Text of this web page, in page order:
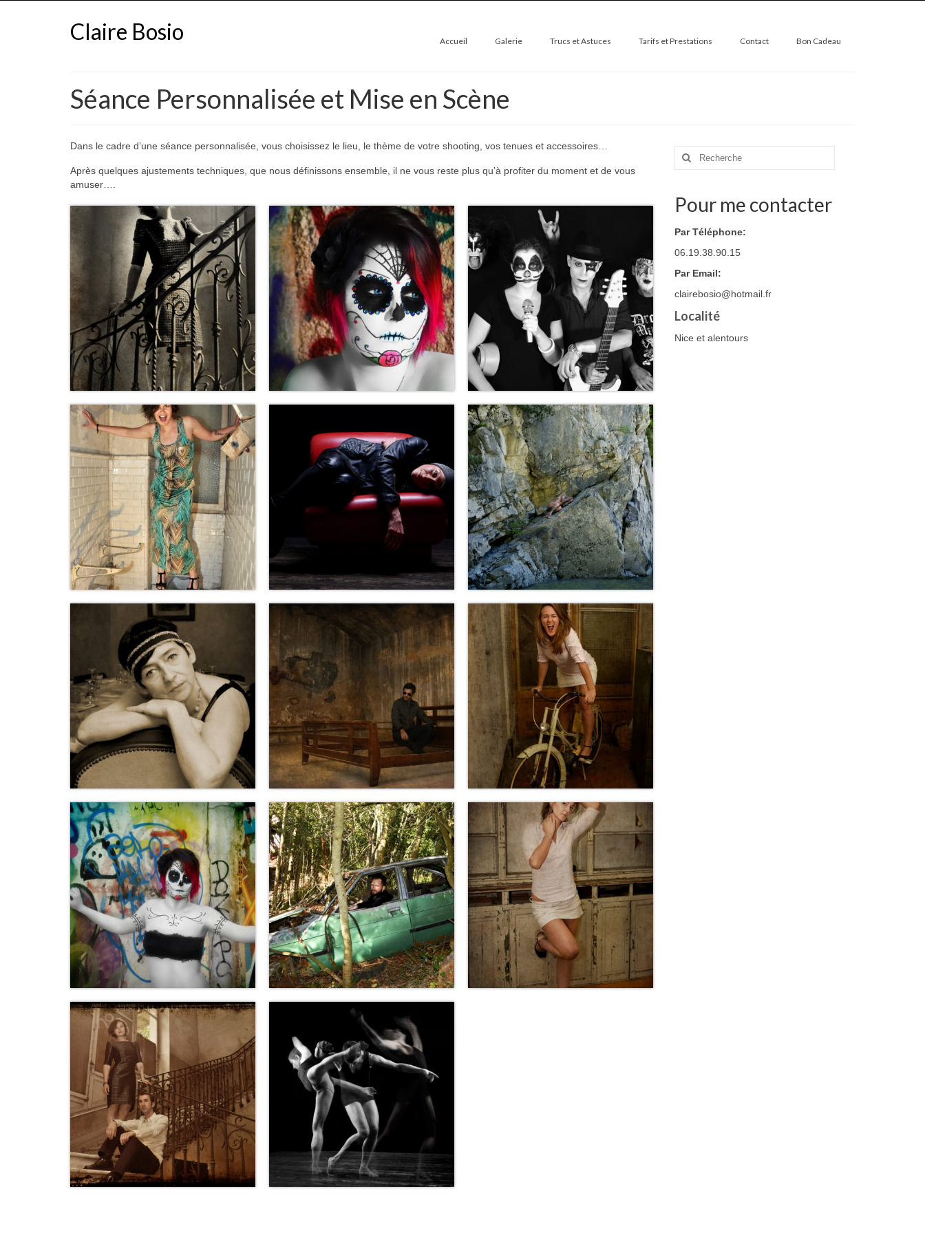
Claire Bosio Accueil Galerie Trucs et Astuces Tarifs et Prestations Contact Bon Cadeau
Séance Personnalisée et Mise en Scène
Dans le cadre d’une séance personnalisée, vous choisissez le lieu, le thème de votre shooting, vos tenues et accessoires…
Après quelques ajustements techniques, que nous définissons ensemble, il ne vous reste plus qu’à profiter du moment et de vous
amuser….
Rechercher
Pour me contacter
Par Téléphone:
06.19.38.90.15
Par Email:
clairebosio@hotmail.fr
Localité
Nice et alentours